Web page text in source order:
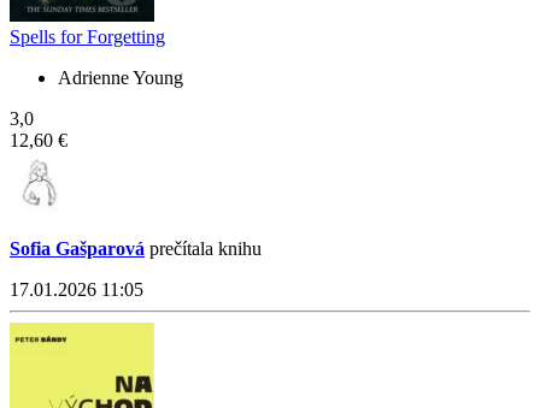
Spells for Forgetting
Adrienne Young
3,0
12,60 €
Sofia Gašparová prečítala knihu
17.01.2026 11:05